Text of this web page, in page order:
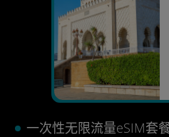
一次性无限流量eSIM套餐